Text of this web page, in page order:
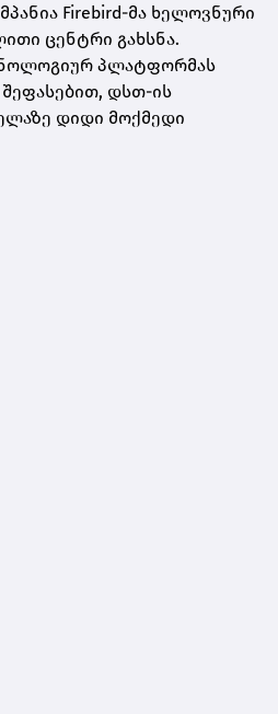
Firebird-მა ხელოვნური
ცენტრი გახსნა.
პლატფორმას
შეფასებით, დსთ-ის
დიდი მოქმედი